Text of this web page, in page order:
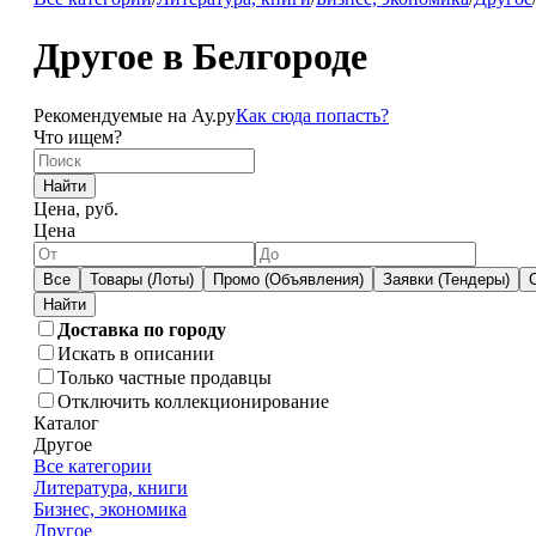
Другое в Белгороде
Рекомендуемые на Ау.руКак сюда попасть?
Что ищем?
Найти
Цена, руб.
Цена
Все Товары (Лоты) Промо (Объявления) Заявки (Тендеры)
Доставка по городу
Искать в описании
Только частные продавцы
Отключить коллекционирование
Каталог
Другое
Все категории
Литература, книги
Бизнес, экономика
Другое